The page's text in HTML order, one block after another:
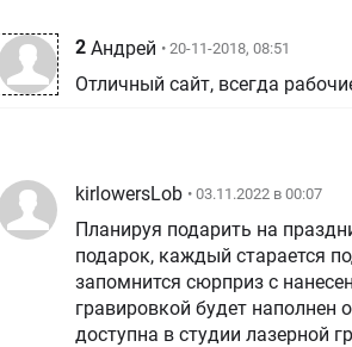
2 Андрей • 20-11-2018, 08:51
Отличный сайт, всегда
kirlowersLob • 03.11.2022 в 00:07
Планируя подарить на
подарок, каждый старается
запомнится сюрприз с
гравировкой будет
доступна в студии лазерной